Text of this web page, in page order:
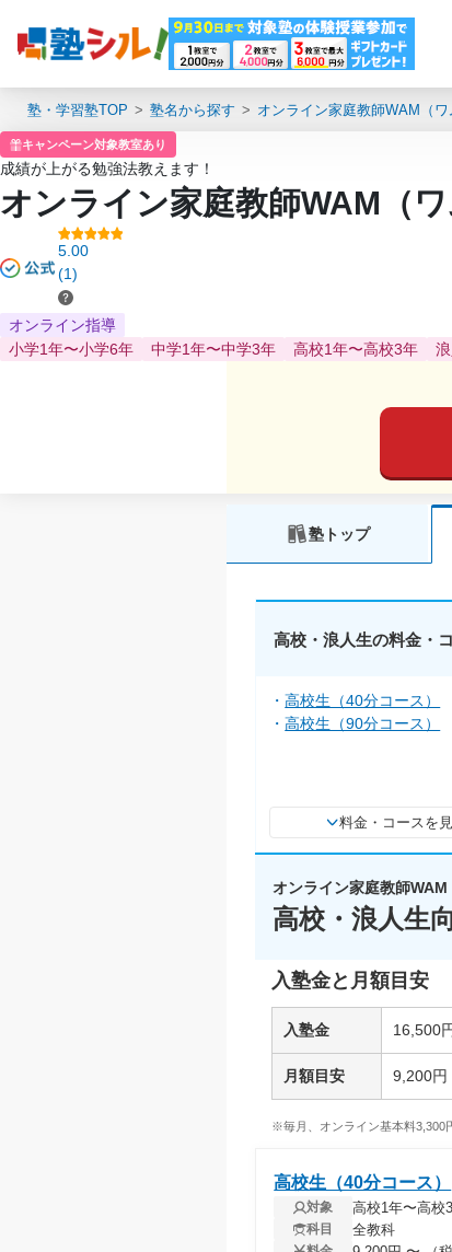
塾・学習塾TOP 塾名から探す オンライン家庭教師WAM（ワ
キャンペーン対象教室あり
成績が上がる勉強法教えます！
オンライン家庭教師WAM（
5.00
(1)
オンライン指導
小学1年〜小学6年
中学1年〜中学3年 高校1年〜高校3年
塾トップ
高校・浪人生の料金・
高校生（40分コース）
高校生（90分コース）
料金・コースを
オンライン家庭教師WAM
高校・浪人生
入塾金と月額目安
入塾金 16,500
月額目安 9,200円
※毎月、オンライン基本料3,300
高校生（40分コース）
対象 高校1年〜高校
科目 全教科